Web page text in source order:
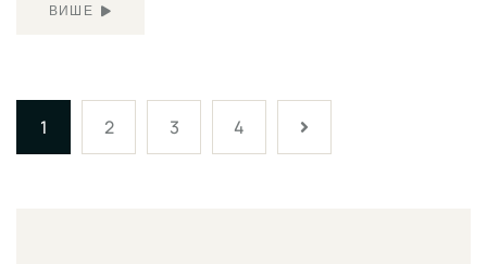
ВИШЕ
1 2 3 4